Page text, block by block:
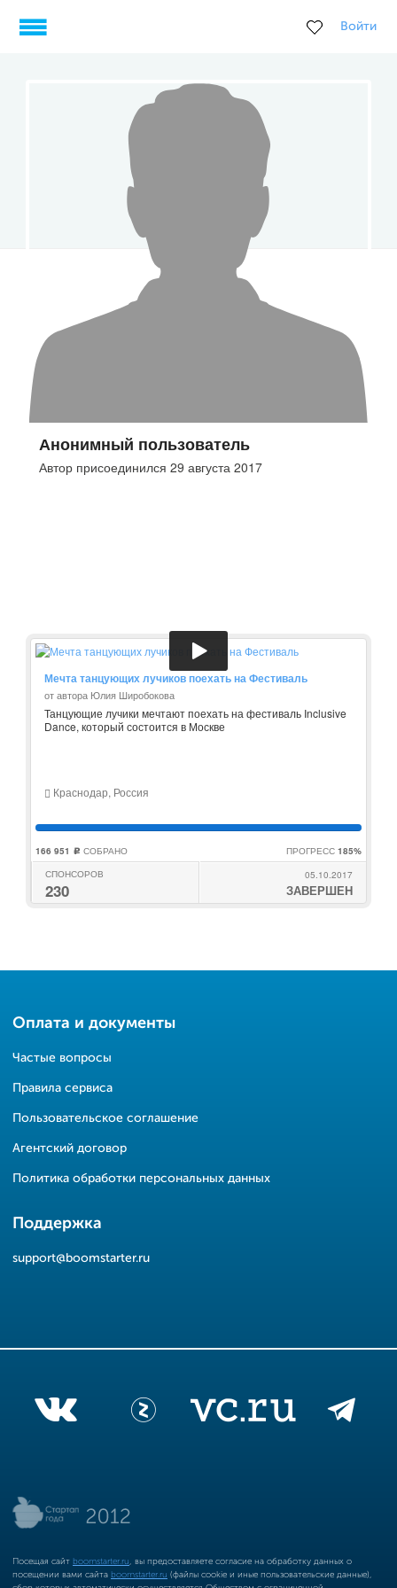
Войти
Анонимный пользователь
Автор присоединился 29 августа 2017
Мечта танцующих лучиков поехать на Фестиваль
от автора Юлия Широбокова
Танцующие лучики мечтают поехать на фестиваль Inclusive
Dance, который состоится в Москве
Краснодар, Россия
166 951 c СОБРАНО ПРОГРЕСС 185%
СПОНСОРОВ
230
05.10.2017
ЗАВЕРШЕН
Оплата и документы
Частые вопросы
Правила сервиса
Пользовательское соглашение
Агентский договор
Политика обработки персональных данных
Поддержка
support@boomstarter.ru
Посещая сайт boomstarter.ru , вы предоставляете согласие на обработку данных о
посещении вами сайта boomstarter.ru (файлы cookie и иные пользовательские данные),